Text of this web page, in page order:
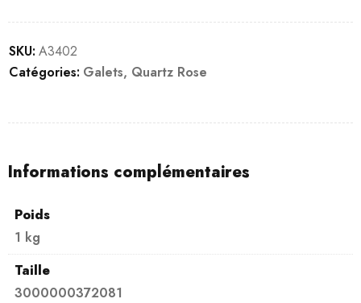
SKU: A3402
Catégories: Galets, Quartz Rose
Informations complémentaires
Poids
1 kg
Taille
3000000372081